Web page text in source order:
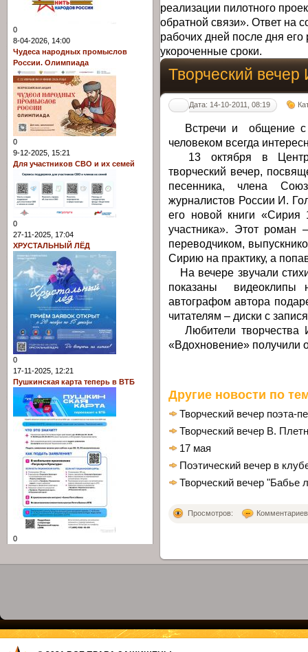
реализации пилотного
обратной связи». Ответ на
рабочих дней после дня
укороченные сроки.
Творческий вечер
Дата: 14-10-2011, 08:19
Встречи и общение с
человеком всегда
13 октября в
творческий вечер,
песенника, члена
журналистов России И.
его новой книги «Сирия
участника». Этот роман
переводчиком,
Сирию на практику, а
На вечере звучали
показаны видеоклипы
автографом автора
читателям – диски с
Любители творчества
«Вдохновение» получили
Другие новости по
Творческий вечер поэта-
Творческий вечер В.
17 мая
Поэтический вечер в
Творческий вечер "Бабье
Просмотров:
0
8-04-2026, 14:00
Чудеса народных промыслов
России. Олимпиада
0
9-12-2025, 15:21
Для участников СВО и их семей
0
27-11-2025, 17:04
ХРУСТАЛЬНЫЙ ЛЁД
0
17-11-2025, 12:21
Пушкинская карта теперь в ВТБ
0